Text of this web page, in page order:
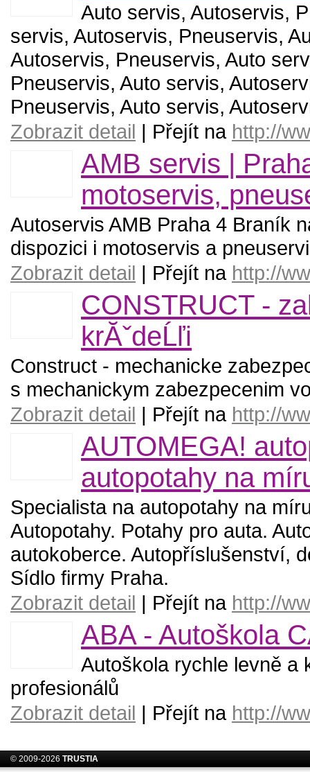
Auto servis, Autoservis,
servis, Autoservis, Pneuservis,
Autoservis, Pneuservis, Auto
Pneuservis, Auto servis,
Pneuservis, Auto servis,
Zobrazit detail | Přejít na http://
AMB servis |
motoservis,
Autoservis AMB Praha 4 Braník
dispozici i motoservis a
Zobrazit detail | Přejít na http://
CONSTRUCT -
krĂˇdeĹľi
Construct - mechanicke
s mechanickym zabezpecenim
Zobrazit detail | Přejít na http://
AUTOMEGA!
autopotahy na
Specialista na autopotahy na
Autopotahy. Potahy pro auta.
autokoberce. Autopříslušenství,
Sídlo firmy Praha.
Zobrazit detail | Přejít na http://
ABA - Autoškola
Autoškola rychle levně a
profesionálů
Zobrazit detail | Přejít na http://
© 2009-2026 TRUSTIA